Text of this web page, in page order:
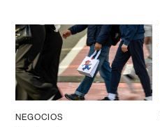
NEGOCIOS